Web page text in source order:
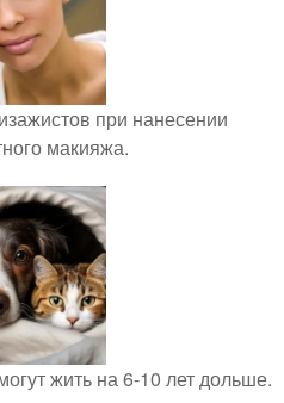
при нанесении
макияжа.
жить на 6-10 лет дольше.